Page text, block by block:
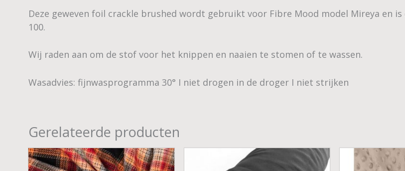
Deze geweven foil crackle brushed wordt gebruikt voor Fibre Mood model Mireya en is
100.
Wij raden aan om de stof voor het knippen en naaien te stomen of te wassen.
Wasadvies: fijnwasprogramma 30° I niet drogen in de droger I niet strijken
Gerelateerde producten